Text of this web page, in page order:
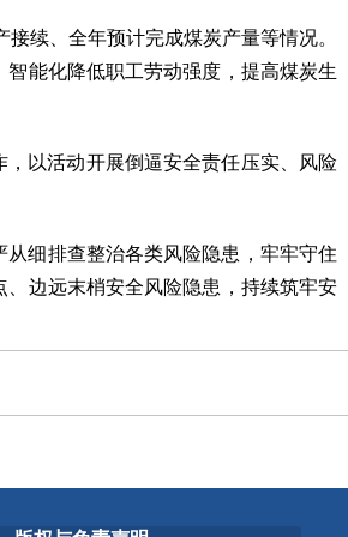
续、全年预计完成煤炭产量等情况。
能化降低职工劳动强度，提高煤炭生
以活动开展倒逼安全责任压实、风险
细排查整治各类风险隐患，牢牢守住
边远末梢安全风险隐患，持续筑牢安